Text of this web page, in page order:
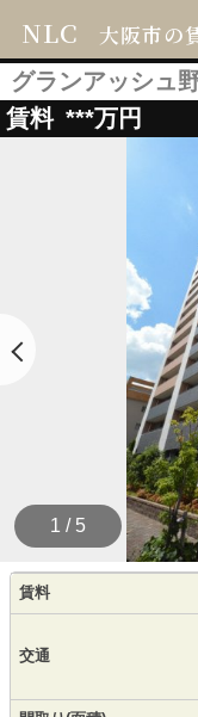
NLC 大阪市の
グランアッシュ
賃料 ***万円
1 / 5
賃料
交通